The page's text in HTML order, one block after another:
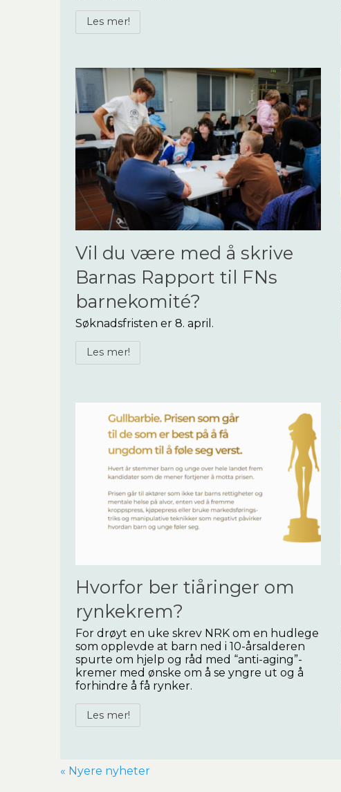
Les mer!
Vil du være med å skrive
Barnas Rapport til FNs
barnekomité?
Søknadsfristen er 8. april.
Les mer!
Hvorfor ber tiåringer om
rynkekrem?
For drøyt en uke skrev NRK om en hudlege
som opplevde at barn ned i 10-årsalderen
spurte om hjelp og råd med “anti-aging”-
kremer med ønske om å se yngre ut og å
forhindre å få rynker.
Les mer!
« Nyere nyheter